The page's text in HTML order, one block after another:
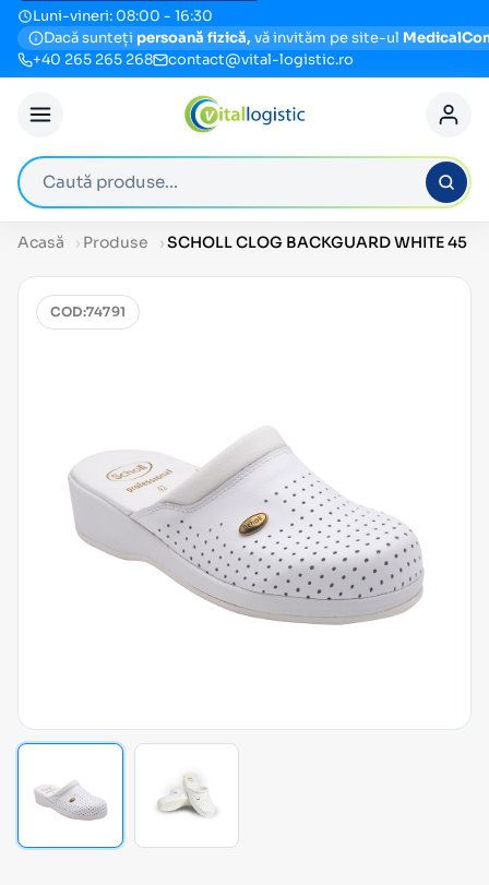
Luni-vineri: 08:00 - 16:30
Dacă sunteți persoană fizică, vă invităm pe site-ul
+40 265 265 268
contact@vital-logistic.ro
Caută produse
Acasă Produse SCHOLL CLOG BACKGUARD WHITE 45
COD:74791